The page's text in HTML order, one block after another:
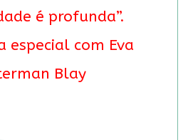
é profunda”.
especial com Eva
Blay